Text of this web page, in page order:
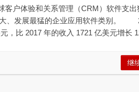
户体验和关系管理（CRM）软件支出
大、发展最猛的企业应用软件类别。
，比 2017 年的收入 1721 亿美元增长
继